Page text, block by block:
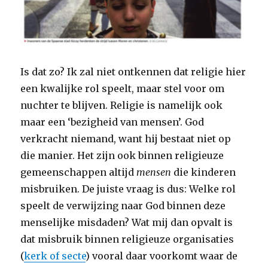
Is dat zo? Ik zal niet ontkennen dat religie hier
een kwalijke rol speelt, maar stel voor om
nuchter te blijven. Religie is namelijk ook
maar een ‘bezigheid van mensen’. God
verkracht niemand, want hij bestaat niet op
die manier. Het zijn ook binnen religieuze
gemeenschappen altijdmensen die kinderen
misbruiken. De juiste vraag is dus: Welke rol
speelt de verwijzing naar God binnen deze
menselijke misdaden? Wat mij dan opvalt is
dat misbruik binnen religieuze organisaties
(kerk of secte) vooral daar voorkomt waar de